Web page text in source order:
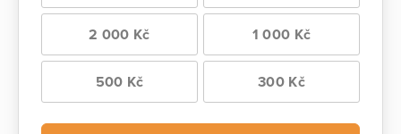
2 000 Kč 1 000 Kč
500 Kč 300 Kč